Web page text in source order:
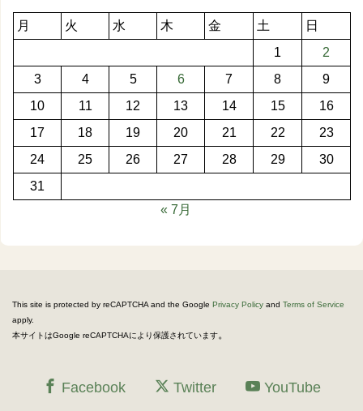
月 火 水 木 金 土
日
1
2
3
4 5 6 7 8
9
10
11 12 13 14 15
16
17
18 19 20 21 22
23
24
25 26 27 28 29
30
31
« 7月
This site is protected by reCAPTCHA and the Google Privacy Policy and Terms of Service
apply.
本サイトはGoogle reCAPTCHAにより保護されています。
Facebook Twitter YouTube